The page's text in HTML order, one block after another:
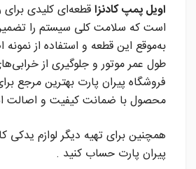
اویل پمپ کادنزاقطعه‌ای کلیدی برای
است که سلامت کلی سیستم را
به‌موقع این قطعه و استفاده از
طول عمر موتور و جلوگیری از
فروشگاه پیران پارت بهترین مرجع
محصول با ضمانت کیفیت و اصالت
همچنین برای تهیه دیگر لوازم یدکی
پیران پارت حساب کنید .